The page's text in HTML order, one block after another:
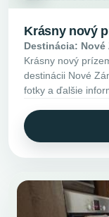
Krásny nový
Destinácia: Nové
Krásny nový
destinácii Nové
fotky a ďalšie